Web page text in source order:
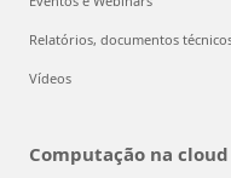
Relatórios, documentos
Vídeos
Computação na cloud